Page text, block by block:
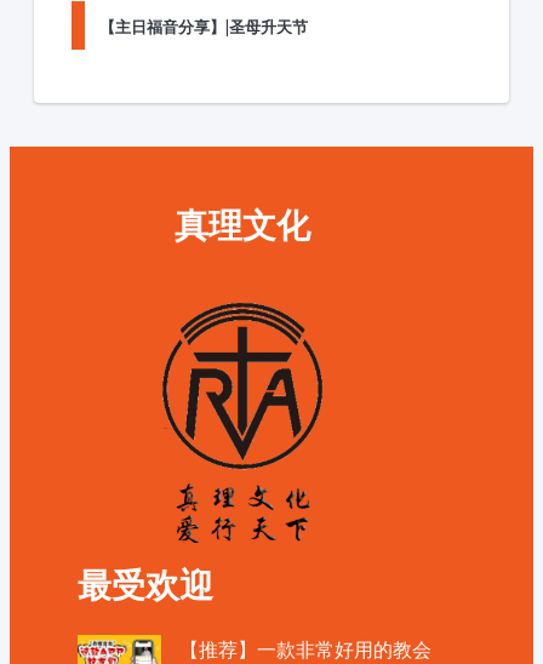
【主日福音分享】|圣母升天节
真理文化
最受欢迎
【推荐】一款非常好用的教会